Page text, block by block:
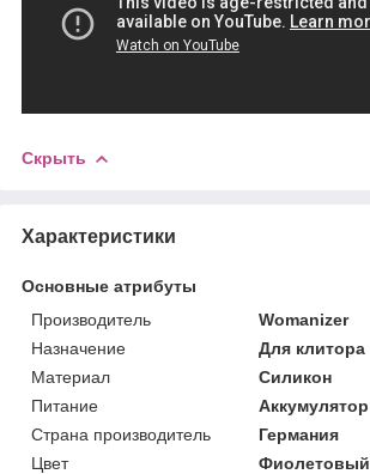
Скрыть
Характеристики
Основные атрибуты
Производитель
Womanizer
Назначение
Для клитора
Материал
Силикон
Питание
Аккумулятор
Страна производитель
Германия
Цвет
Фиолетовый